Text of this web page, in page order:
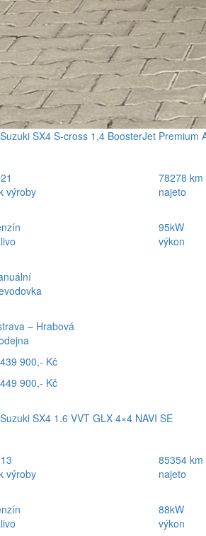
Suzuki SX4 S-cross 1,4 BoosterJet Premium
výroby
– Hrabová
78278 km
najeto
95kW
výkon
439 900,- Kč
449 900,- Kč
Suzuki SX4 1.6 VVT GLX 4×4 NAVI SE
výroby
85354 km
najeto
88kW
výkon